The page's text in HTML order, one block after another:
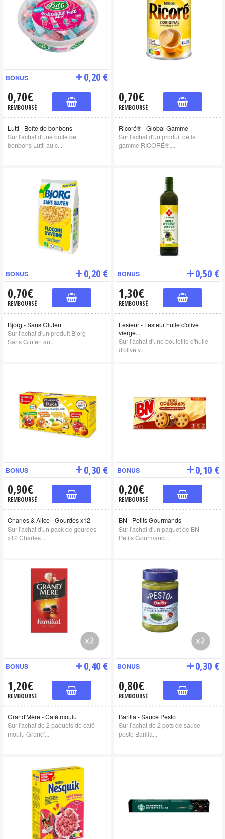
BONUS 0,20 €
0,70€
REMBOURSÉ
Lutti - Boîte de bonbons
Sur l'achat d'une boîte de
bonbons Lutti au c...
0,70€
REMBOURSÉ
Ricoré® - Global Gamme
Sur l'achat d'un produit de la
gamme RICORÉ®,...
BONUS 0,20 €
0,70€
REMBOURSÉ
Bjorg - Sans Gluten
Sur l'achat d'un produit Bjorg
Sans Gluten au...
BONUS 0,50 €
1,30€
REMBOURSÉ
Lesieur - Lesieur huile d'olive
vierge...
Sur l'achat d'une bouteille d'huile
d'olive v...
BONUS 0,30 €
0,90€
REMBOURSÉ
Charles & Alice - Gourdes x12
Sur l'achat d'un pack de gourdes
x12 Charles...
BONUS 0,10 €
0,20€
REMBOURSÉ
BN - Petits Gourmands
Sur l'achat d'un paquet de BN
Petits Gourmand...
BONUS 0,40 €
1,20€
REMBOURSÉ
Grand'Mère - Café moulu
Sur l'achat de 2 paquets de café
moulu Grand'...
BONUS 0,30 €
0,80€
REMBOURSÉ
Barilla - Sauce Pesto
Sur l'achat de 2 pots de sauce
pesto Barilla...